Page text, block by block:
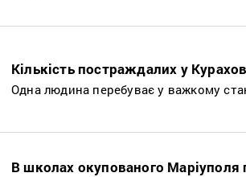
Кількість постраждалих у
Одна людина перебуває у важкому
В школах окупованого Маріуполя